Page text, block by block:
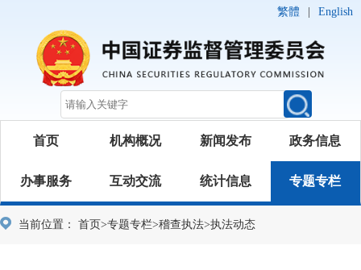
繁體 English
首页 机构概况 新闻发布 政务信息
办事服务 互动交流 统计信息 专题专栏
当前位置： 首页>专题专栏>稽查执法>执法动态